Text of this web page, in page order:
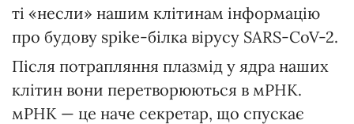
ті «несли» нашим клітинам інформацію
про будову spike-білка вірусу SARS-CoV-2.
Після потрапляння плазмід у ядра наших
клітин вони перетворюються в мРНК.
мРНК — це наче секретар, що спускає